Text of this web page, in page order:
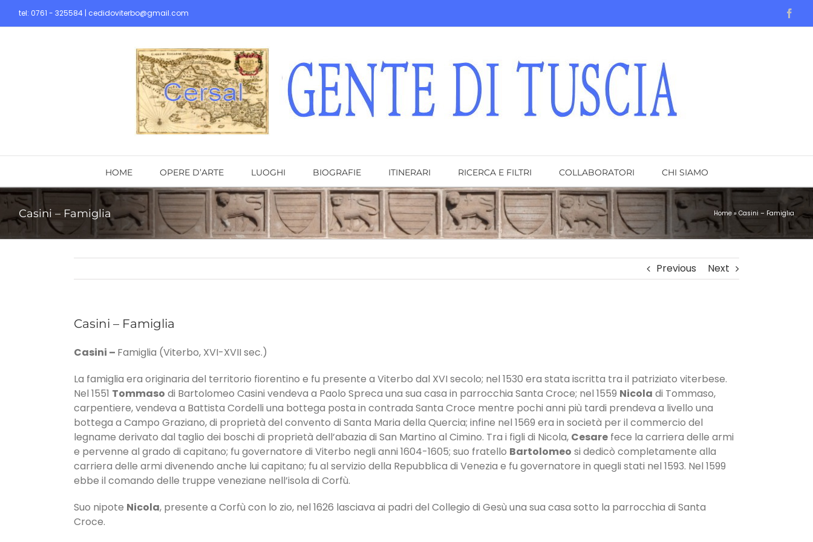
tel: 0761 - 325584 | cedidoviterbo@gmail.com
HOME OPERE D’ARTE LUOGHI BIOGRAFIE ITINERARI RICERCA E FILTRI COLLABORATORI CHI SIAMO
Casini – Famiglia Home» Casini – Famiglia
Previous Next
Casini – Famiglia
Casini – Famiglia (Viterbo, XVI-XVII sec.)
La famiglia era originaria del territorio fiorentino e fu presente a Viterbo dal XVI secolo; nel 1530 era stata iscritta tra il patriziato viterbese.
Nel 1551 Tommaso di Bartolomeo Casini vendeva a Paolo Spreca una sua casa in parrocchia Santa Croce; nel 1559 Nicola di Tommaso,
carpentiere, vendeva a Battista Cordelli una bottega posta in contrada Santa Croce mentre pochi anni più tardi prendeva a livello una
bottega a Campo Graziano, di proprietà del convento di Santa Maria della Quercia; infine nel 1569 era in società per il commercio del
legname derivato dal taglio dei boschi di proprietà dell’abazia di San Martino al Cimino. Tra i figli di Nicola, Cesare fece la carriera delle armi
e pervenne al grado di capitano; fu governatore di Viterbo negli anni 1604-1605; suo fratello Bartolomeo si dedicò completamente alla
carriera delle armi divenendo anche lui capitano; fu al servizio della Repubblica di Venezia e fu governatore in quegli stati nel 1593. Nel 1599
ebbe il comando delle truppe veneziane nell’isola di Corfù.
Suo nipote Nicola, presente a Corfù con lo zio, nel 1626 lasciava ai padri del Collegio di Gesù una sua casa sotto la parrocchia di Santa
Croce.